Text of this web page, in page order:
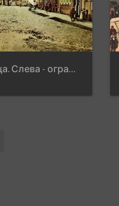
Виленская улица. Слева - ограда костёла (на тот момент - Александровской церкви), 1910-1915 гг.